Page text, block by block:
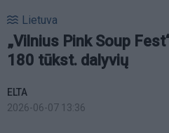
Lietuva
„Vilnius Pink Soup
180 tūkst. dalyvių
ELTA
2026-06-07 13:36